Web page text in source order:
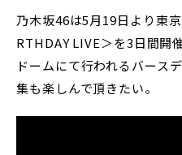
乃木坂46は5月19日より東
RTHDAY LIVE＞を3日間開
ドームにて行われるバース
集も楽しんで頂きたい。